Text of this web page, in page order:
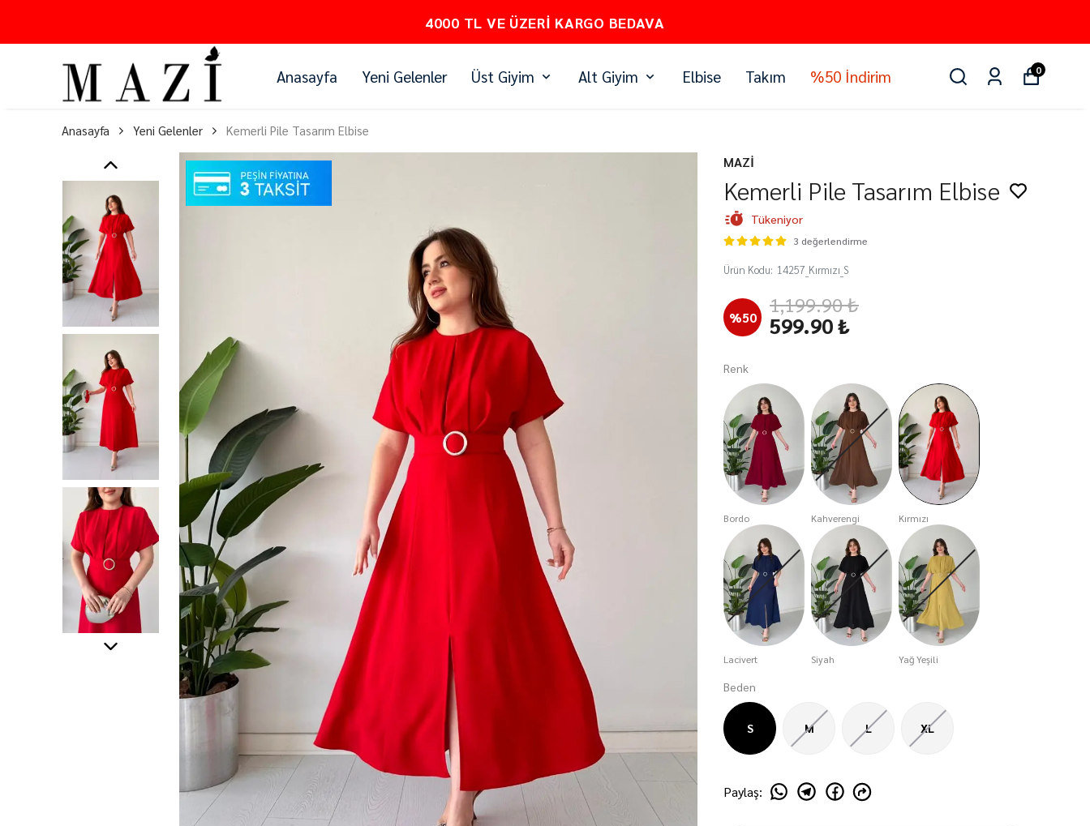
PEŞİN FİYATINA 3 TAKSİT
Anasayfa Yeni Gelenler Üst Giyim Alt Giyim Elbise Takım %50 İndirim 0
Anasayfa Yeni Gelenler Kemerli Pile Tasarım Elbise
MAZİ
Kemerli Pile Tasarım Elbise
Tükeniyor
3 değerlendirme
Ürün Kodu: 14257_Kırmızı_S
%50 1,199.90 ₺
599.90 ₺
Renk
Bordo Kahverengi Kırmızı
Lacivert Siyah Yağ Yeşili
Beden
S M L XL
Paylaş: